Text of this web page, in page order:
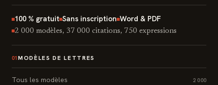
100 % gratuit Sans inscription Word & PDF
2 000 modèles, 37 000 citations, 750 expressions
01 MODÈLES DE LETTRES
Tous les modèles 2 000